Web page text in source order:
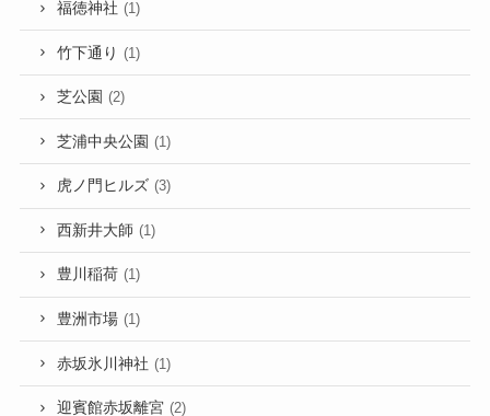
福徳神社 (1)
竹下通り (1)
芝公園 (2)
芝浦中央公園 (1)
虎ノ門ヒルズ (3)
西新井大師 (1)
豊川稲荷 (1)
豊洲市場 (1)
赤坂氷川神社 (1)
迎賓館赤坂離宮 (2)